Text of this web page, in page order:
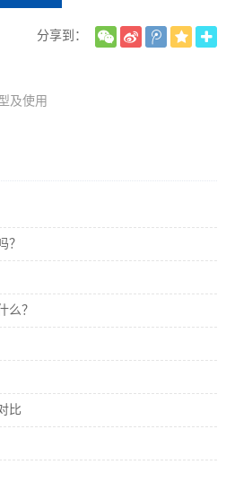
分享到：
及使用
？
么？
比